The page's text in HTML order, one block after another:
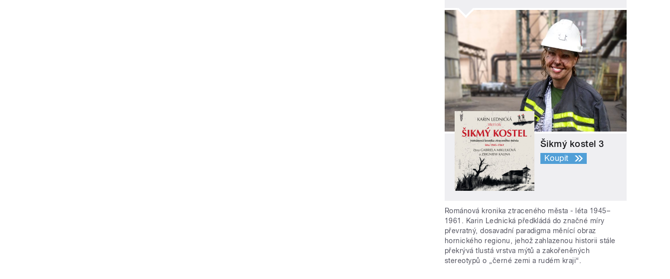
Šikmý kostel 3
Koupit
Románová kronika ztraceného města - léta 1945–
1961. Karin Lednická předkládá do značné míry
převratný, dosavadní paradigma měnící obraz
hornického regionu, jehož zahlazenou historii stále
překrývá tlustá vrstva mýtů a zakořeněných
stereotypů o „černé zemi a rudém kraji“.